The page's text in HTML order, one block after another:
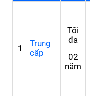
1
Trung
cấp
Tối
đa
02
năm